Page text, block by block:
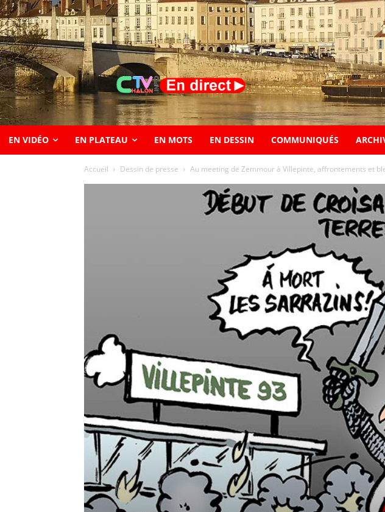
EN VIDÉO EN PLATEAU EN MOTS EN DESSIN COMMUNIQUÉS
Accueil Dessin de presse Au meeting de Zemmour à Villepinte, affrontements et